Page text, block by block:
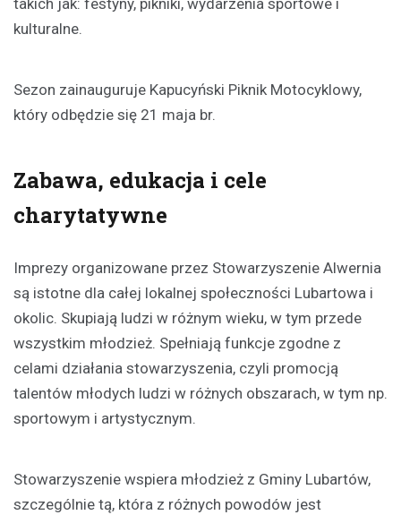
takich jak: festyny, pikniki, wydarzenia sportowe i
kulturalne.
Sezon zainauguruje Kapucyński Piknik Motocyklowy,
który odbędzie się 21 maja br.
Zabawa, edukacja i cele
charytatywne
Imprezy organizowane przez Stowarzyszenie Alwernia
są istotne dla całej lokalnej społeczności Lubartowa i
okolic. Skupiają ludzi w różnym wieku, w tym przede
wszystkim młodzież. Spełniają funkcje zgodne z
celami działania stowarzyszenia, czyli promocją
talentów młodych ludzi w różnych obszarach, w tym np.
sportowym i artystycznym.
Stowarzyszenie wspiera młodzież z Gminy Lubartów,
szczególnie tą, która z różnych powodów jest